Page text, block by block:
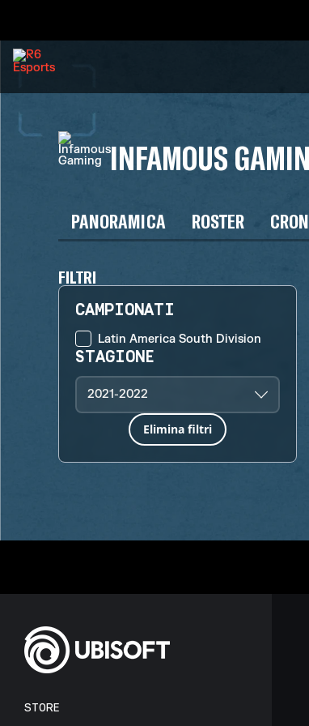
INFAMOUS
PANORAMICA ROSTER
FILTRI
CAMPIONATI
Latin America South Division
STAGIONE
2021-2022
Elimina filtri
STORE